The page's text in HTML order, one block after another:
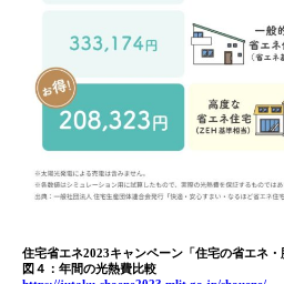
住宅省エネ2023キャンペーン「住宅の省エネ・
図４：年間の光熱費比較